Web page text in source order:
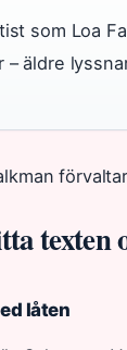
som Loa
– äldre
texten
låten